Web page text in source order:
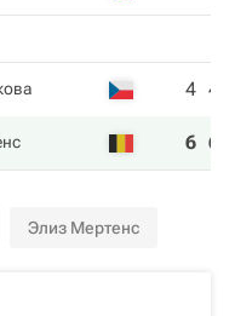
4 4
6 6
Элиз Мертенс